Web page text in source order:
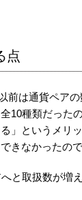
点
前は通貨ペア
10種類だった
」というメリ
きなかったので
と取扱数が増